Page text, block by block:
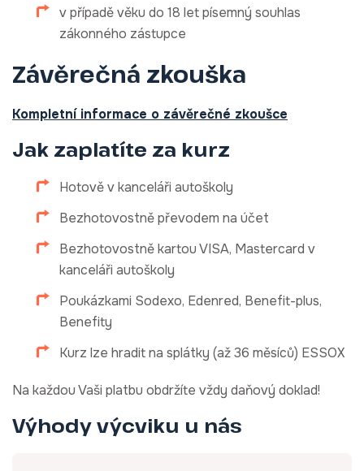
v případě věku do 18 let písemný souhlas
zákonného zástupce
Závěrečná zkouška
Kompletní informace o závěrečné zkoušce
Jak zaplatíte za kurz
Hotově v kanceláři autoškoly
Bezhotovostně převodem na účet
Bezhotovostně kartou VISA, Mastercard v
kanceláři autoškoly
Poukázkami Sodexo, Edenred, Benefit-plus,
Benefity
Kurz lze hradit na splátky (až 36 měsíců) ESSOX
Na každou Vaši platbu obdržíte vždy daňový doklad!
Výhody výcviku u nás